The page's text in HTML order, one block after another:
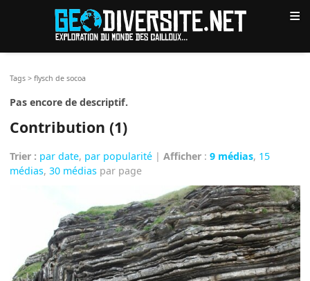
≡
Tags >flysch de socoa
Pas encore de descriptif.
Contribution (1)
Trier : par date, par popularité |Afficher :9 médias, 15
médias,30 médias par page